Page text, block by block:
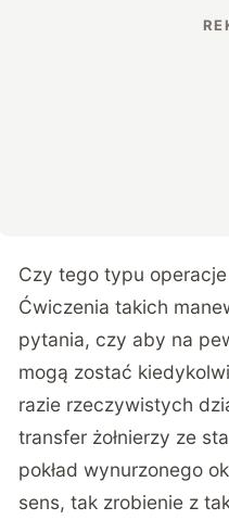
Czy tego typu operacje
Ćwiczenia takich
pytania, czy aby na
mogą zostać
razie rzeczywistych
transfer żołnierzy ze
pokład wynurzonego
sens, tak zrobienie z